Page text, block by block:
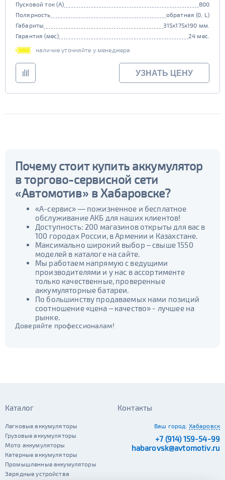
Пусковой ток (А)
800
Полярность
обратная (0, L)
Габариты
315x175x190 мм.
Гарантия (мес)
24 мес.
наличие уточняйте у менеджера
УЗНАТЬ ЦЕНУ
Почему стоит купить аккумулятор
в торгово-сервисной сети
«Автомотив» в Хабаровске?
«А-сервис» — пожизненное и бесплатное
обслуживание АКБ для наших клиентов!
Доступность: 200 магазинов открыты для вас в
100 городах России, в Армении и Казахстане.
Максимально широкий выбор – свыше 1550
моделей в каталоге на сайте.
Мы работаем напрямую с ведущими
производителями и у нас в ассортименте
только качественные, проверенные
аккумуляторные батареи.
По большинству продаваемых нами позиций
соотношение «цена – качество» - лучшее на
рынке.
Доверяйте профессионалам!
Каталог
Легковые аккумуляторы
Грузовые аккумуляторы
Мото аккумуляторы
Катерные аккумуляторы
Промышленные аккумуляторы
Зарядные устройства
Контакты
Ваш город: Хабаровск
+7 (914) 159-54-99
habarovsk@avtomotiv.ru